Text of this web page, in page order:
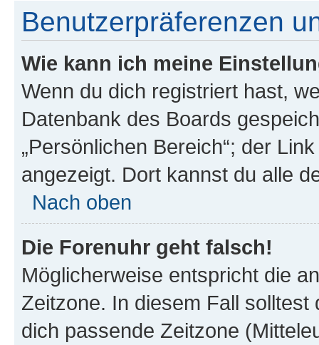
Benutzerpräferenzen
Wie kann ich meine
Wenn du dich registriert hast,
Datenbank des Boards
„Persönlichen Bereich“; der
angezeigt. Dort kannst du alle
Nach oben
Die Forenuhr geht falsch!
Möglicherweise entspricht die
Zeitzone. In diesem Fall solltest
dich passende Zeitzone